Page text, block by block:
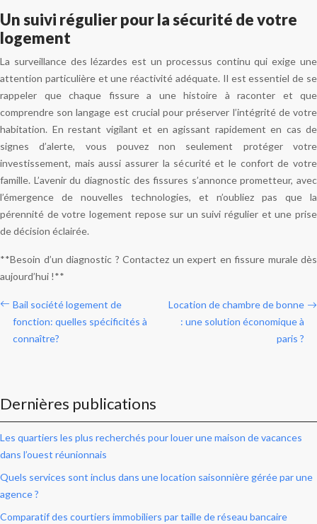
Un suivi régulier pour la sécurité de votre
logement
La surveillance des lézardes est un processus continu qui exige une
attention particulière et une réactivité adéquate. Il est essentiel de se
rappeler que chaque fissure a une histoire à raconter et que
comprendre son langage est crucial pour préserver l’intégrité de votre
habitation. En restant vigilant et en agissant rapidement en cas de
signes d’alerte, vous pouvez non seulement protéger votre
investissement, mais aussi assurer la sécurité et le confort de votre
famille. L’avenir du diagnostic des fissures s’annonce prometteur, avec
l’émergence de nouvelles technologies, et n’oubliez pas que la
pérennité de votre logement repose sur un suivi régulier et une prise
de décision éclairée.
**Besoin d’un diagnostic ? Contactez un expert en fissure murale dès
aujourd’hui !**
Bail société logement de
fonction: quelles spécificités à
connaître?
Location de chambre de bonne
: une solution économique à
paris ?
Dernières publications
Les quartiers les plus recherchés pour louer une maison de vacances
dans l’ouest réunionnais
Quels services sont inclus dans une location saisonnière gérée par une
agence ?
Comparatif des courtiers immobiliers par taille de réseau bancaire